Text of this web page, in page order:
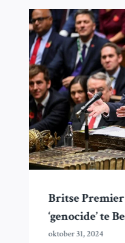
Britse
‘genocide’ te
oktober 31, 2024